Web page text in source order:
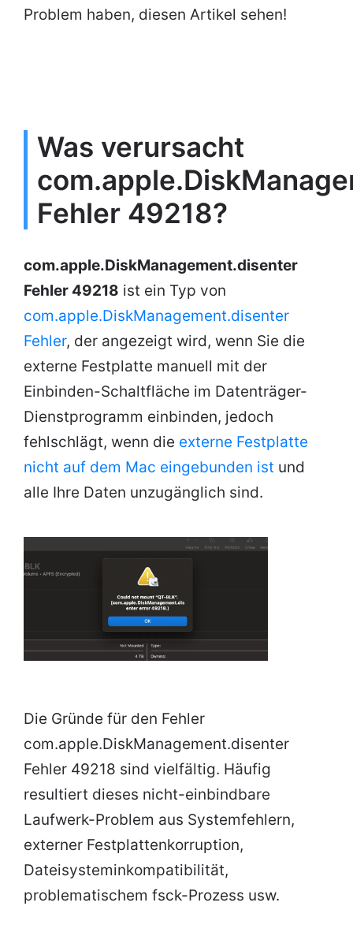
Problem haben, diesen Artikel sehen!
Was verursacht
Fehler 49218?
com.apple.DiskManagement.disenter
Fehler 49218 ist ein Typ von
com.apple.DiskManagement.disenter
Fehler, der angezeigt wird, wenn Sie die
externe Festplatte manuell mit der
Einbinden-Schaltfläche im Datenträger-
Dienstprogramm einbinden, jedoch
fehlschlägt, wenn die externe Festplatte
nicht auf dem Mac eingebunden ist und
alle Ihre Daten unzugänglich sind.
Die Gründe für den Fehler
com.apple.DiskManagement.disenter
Fehler 49218 sind vielfältig. Häufig
resultiert dieses nicht-einbindbare
Laufwerk-Problem aus Systemfehlern,
externer Festplattenkorruption,
Dateisysteminkompatibilität,
problematischem fsck-Prozess usw.